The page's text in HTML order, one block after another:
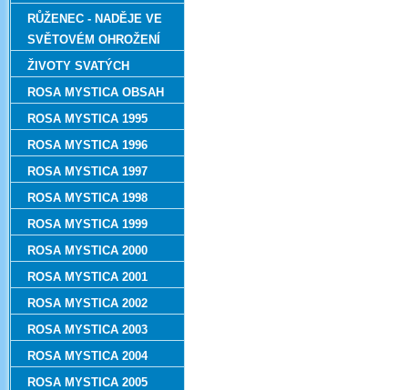
RŮŽENEC - NADĚJE VE
SVĚTOVÉM OHROŽENÍ
ŽIVOTY SVATÝCH
ROSA MYSTICA OBSAH
ROSA MYSTICA 1995
ROSA MYSTICA 1996
ROSA MYSTICA 1997
ROSA MYSTICA 1998
ROSA MYSTICA 1999
ROSA MYSTICA 2000
ROSA MYSTICA 2001
ROSA MYSTICA 2002
ROSA MYSTICA 2003
ROSA MYSTICA 2004
ROSA MYSTICA 2005